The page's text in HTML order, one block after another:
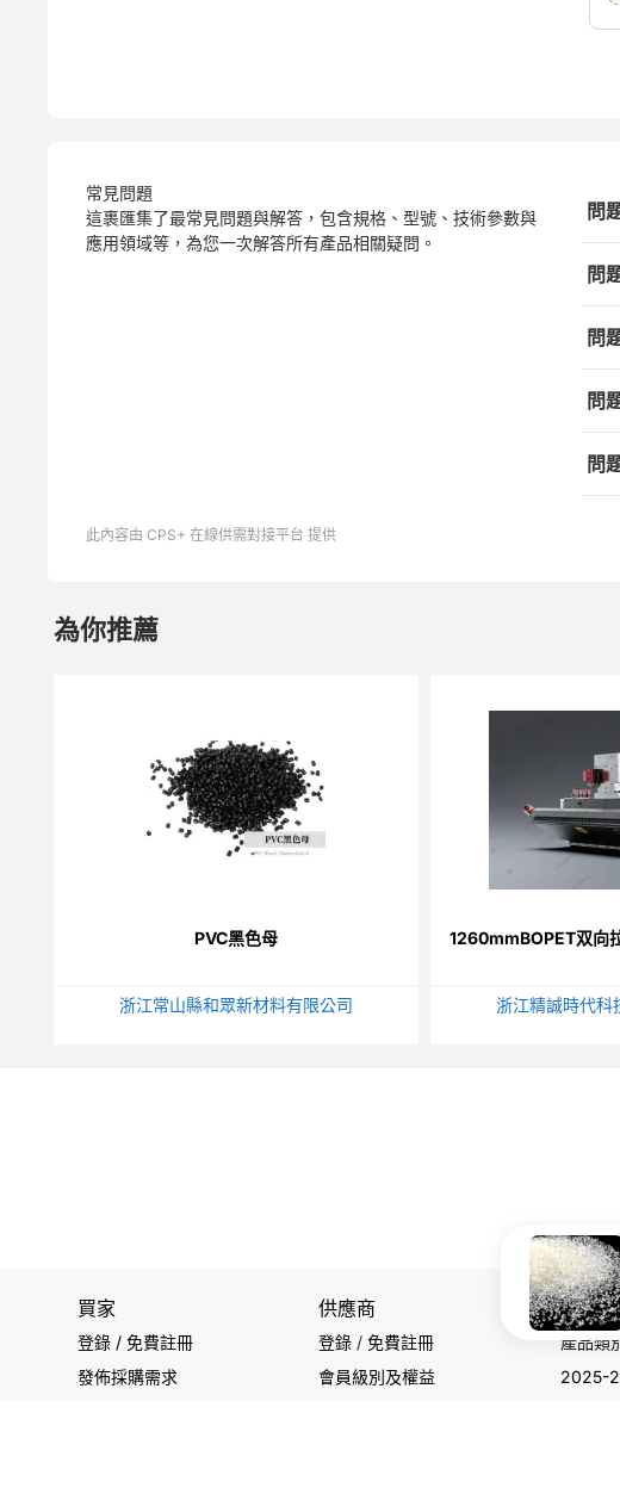
常見問題
這裹匯集了最常見問題與解答，包含規格、型號、技術參數與
應用領域等，為您一次解答所有產品相關疑問。
問
問
問
問
問
此內容由 CPS+ 在線供需對接平台 提供
為你推薦
PVC黑色母
浙江常山縣和眾新材料有限公司
1260mmBOPET双向
浙江精誠時代科
買家
登錄 / 免費註冊
發佈採購需求
供應商
登錄 /免費註冊
會員級別及權益
尋找
產品類
2025-